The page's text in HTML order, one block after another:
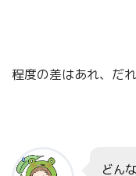
程度の差はあれ、だ
どん